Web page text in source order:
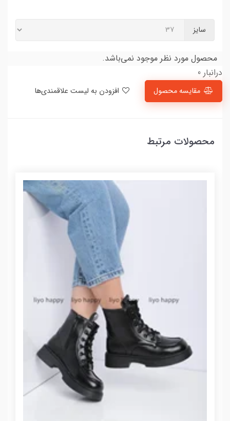
سایز
محصول مورد نظر موجود نمی‌باشد.
درانبار 0
مقایسه محصول
محصولات مرتبط